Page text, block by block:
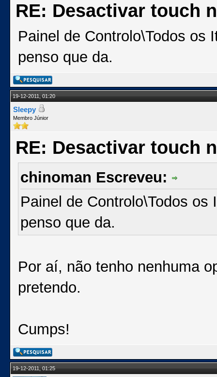
RE: Desactivar touch
Painel de Controlo\Todos os
penso que da.
19-12-2011, 01:20
Sleepy
Membro Júnior
RE: Desactivar touch
chinoman Escreveu:
Painel de Controlo\Todos os
penso que da.
Por aí, não tenho nenhuma
pretendo.
Cumps!
19-12-2011, 01:25